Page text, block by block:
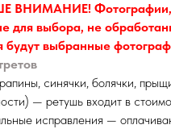
ВНИМАНИЕ! Фотографии,
для выбора, не
будут выбранные
синячки, болячки,
— ретушь входит в
исправления —